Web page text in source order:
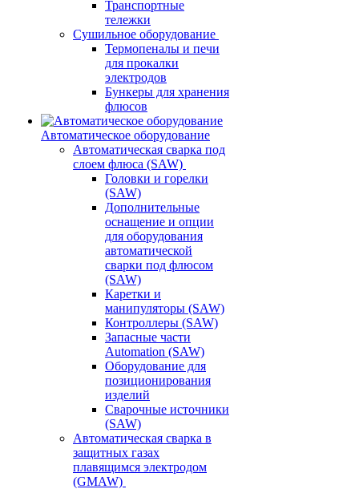
Транспортные
тележки
Сушильное оборудование
Термопеналы и печи
для прокалки
электродов
Бункеры для хранения
флюсов
Автоматическое оборудование
Автоматическая сварка под
слоем флюса (SAW)
Головки и горелки
(SAW)
Дополнительные
оснащение и опции
для оборудования
автоматической
сварки под флюсом
(SAW)
Каретки и
манипуляторы (SAW)
Контроллеры (SAW)
Запасные части
Automation (SAW)
Оборудование для
позиционирования
изделий
Сварочные источники
(SAW)
Автоматическая сварка в
защитных газах
плавящимся электродом
(GMAW)